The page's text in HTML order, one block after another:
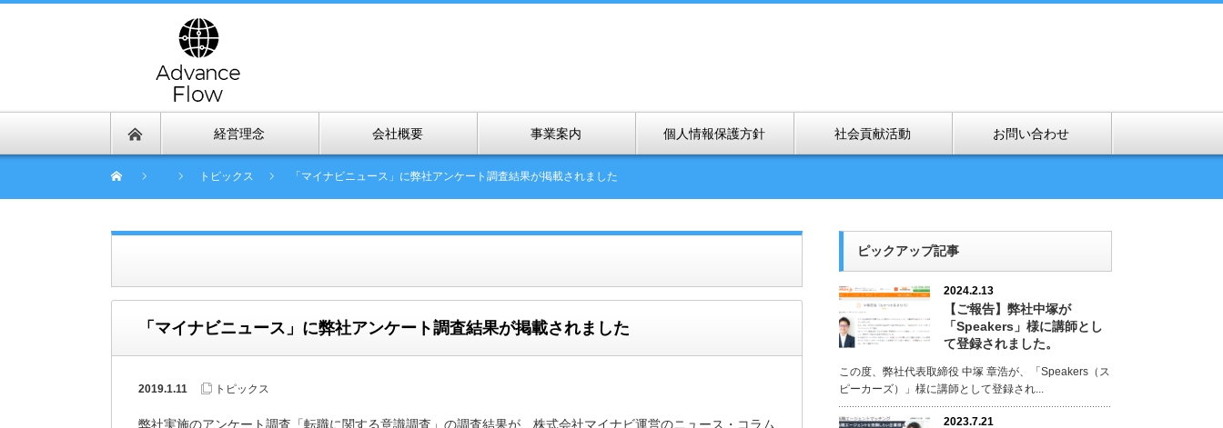
経営理念 会社概要 事業案内 個人情報保護方針 社会貢献活動 お問い合わせ
トピックス 「マイナビニュース」に弊社アンケート調査結果が掲載されました
「マイナビニュース」に弊社アンケート調査結果が掲載されました
2019.1.11 トピックス
弊社実施のアンケート調査「転職に関する意識調査」の調査結果が、株式会社マイナビ運営のニュース・コラム
ピックアップ記事
2024.2.13
【ご報告】弊社中塚が
「Speakers」様に講師とし
て登録されました。
この度、弊社代表取締役 中塚 章浩が、「Speakers（ス
ピーカーズ）」様に講師として登録され...
2023.7.21